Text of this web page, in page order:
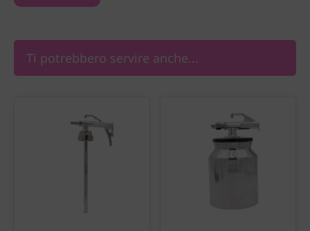
Ti potrebbero servire anche...